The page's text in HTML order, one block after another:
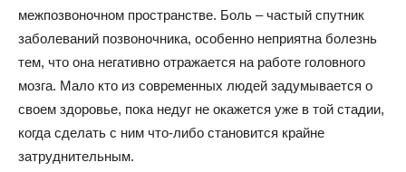
межпозвоночном пространстве. Боль – частый спутник
заболеваний позвоночника, особенно неприятна болезнь
тем, что она негативно отражается на работе головного
мозга. Мало кто из современных людей задумывается о
своем здоровье, пока недуг не окажется уже в той стадии,
когда сделать с ним что-либо становится крайне
затруднительным.